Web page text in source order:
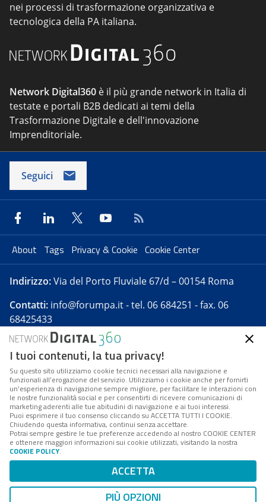
nei processi di trasformazione organizzativa e
tecnologica della PA italiana.
Network Digital360 è il più grande network in Italia di
testate e portali B2B dedicati ai temi della
Trasformazione Digitale e dell'innovazione
Imprenditoriale.
Seguici
About Tags Privacy & Cookie Cookie Center
Indirizzo:Via del Porto Fluviale 67/d – 00154 Roma
Contatti: info@forumpa.it- tel. 06 684251 - fax. 06
68425433
Forumpa.itè una pubblicazione telematica iscritta
presso Registro della stampa del Tribunale di Roma -
Reg. n. 182 del 2 maggio 2008 - Direttore resp. Michela
Stentella
FPA s.r.l. è società soggetta a Direzione e
Coordinamento da parte di Digital360 S.p.A. - FPA s.r.l.
è un'azienda certificata per il sistema di management
Codice Fiscale/Partita IVA n. 10693191008 - R.E.A. Roma
n. 1249791. ISP AWS
Mappa del sito
I tuoi contenuti, la tua privacy!
Su questo sito utilizziamo cookie tecnici necessari alla navigazione e
funzionali all’erogazione del servizio. Utilizziamo i cookie anche per fornirti
un’esperienza di navigazione sempre migliore, per facilitare le interazioni con
le nostre funzionalità social e per consentirti di ricevere comunicazioni di
marketing aderenti alle tue abitudini di navigazione e ai tuoi interessi.
Puoi esprimere il tuo consenso cliccando su ACCETTA TUTTI I COOKIE.
Chiudendo questa informativa, continui senza accettare.
Potrai sempre gestire le tue preferenze accedendo al nostro COOKIE CENTER
e ottenere maggiori informazioni sui cookie utilizzati, visitando la nostra
COOKIE POLICY.
ACCETTA
PIÙ OPZIONI